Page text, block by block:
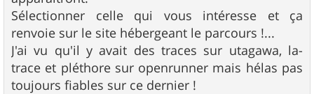
Sélectionner celle qui vous intéresse et ça
renvoie sur le site hébergeant le parcours !...
J'ai vu qu'il y avait des traces sur utagawa, la-
trace et pléthore sur openrunner mais hélas pas
toujours fiables sur ce dernier !